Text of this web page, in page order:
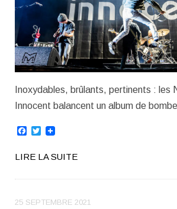
Inoxydables, brûlants, pertinents : les
Innocent balancent un album de
Facebook
Twitter
LIRE LA SUITE
25 SEPTEMBRE 2021